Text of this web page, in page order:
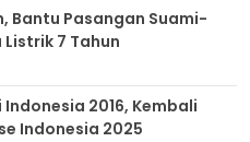
Bantu Pasangan Suami-
7 Tahun
2016, Kembali
Indonesia 2025